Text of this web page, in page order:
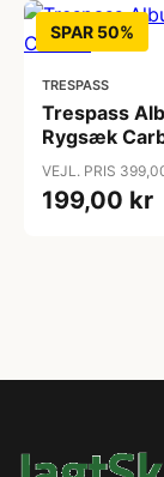
SPAR 50%
TRESPASS
Trespass
Rygsæk
VEJL. PRIS
199,00 kr